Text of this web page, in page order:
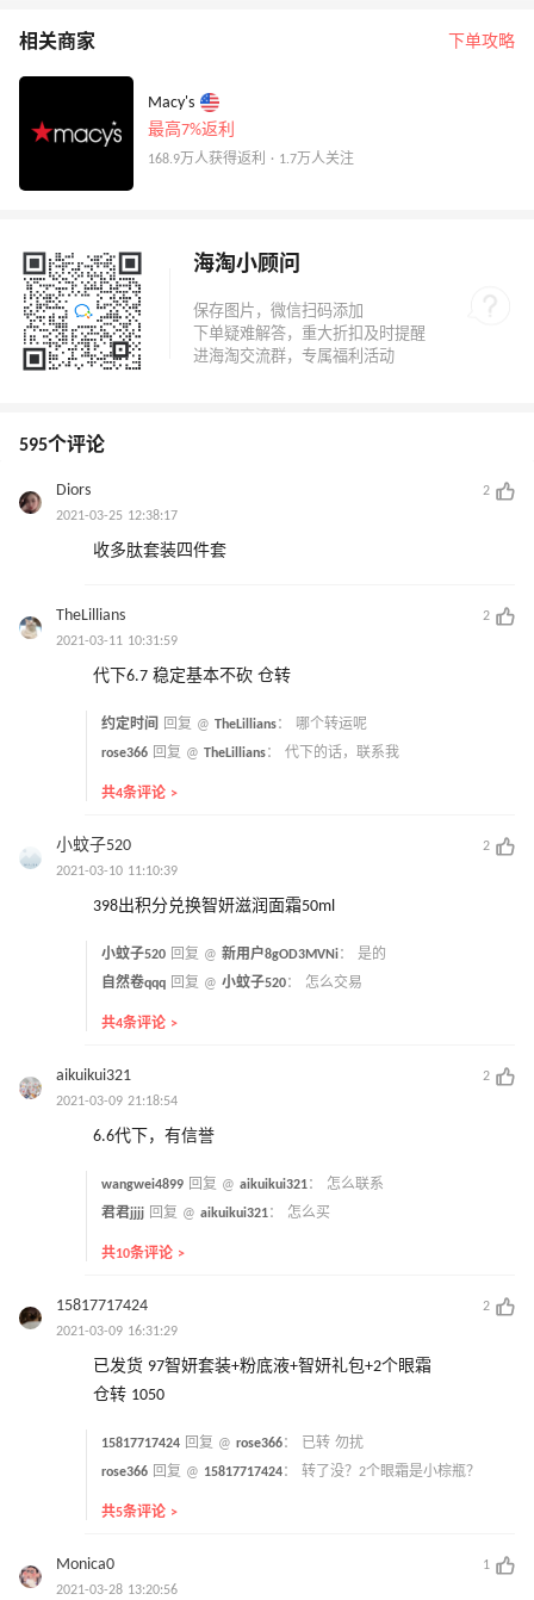
相关商家 下单攻略
Macy's
最高7%返利
168.9万人获得返利 · 1.7万人关注
海淘小顾问
595个评论
Diors
2
2021-03-25 12:38:17
收多肽套装四件套
TheLillians
2
2021-03-11 10:31:59
代下6.7 稳定基本不砍 仓转
约定时间 回复 @ TheLillians： 哪个转运呢
rose366 回复 @ TheLillians： 代下的话，联系我
共4条评论 >
小蚊子520
2
2021-03-10 11:10:39
398出积分兑换智妍滋润面霜50ml
小蚊子520 回复 @ 新用户8gOD3MVNi： 是的
自然卷qqq 回复 @ 小蚊子520： 怎么交易
共4条评论 >
aikuikui321
2
2021-03-09 21:18:54
6.6代下，有信誉
wangwei4899 回复 @ aikuikui321： 怎么联系
君君jjjj 回复 @ aikuikui321： 怎么买
共10条评论 >
15817717424
2
2021-03-09 16:31:29
已发货 97智妍套装+粉底液+智妍礼包+2个眼霜
仓转 1050
15817717424 回复 @ rose366：
已转 勿扰
rose366 回复 @ 15817717424： 转了没？2个眼霜是小棕瓶？
共5条评论 >
Monica0
1
2021-03-28 13:20:56